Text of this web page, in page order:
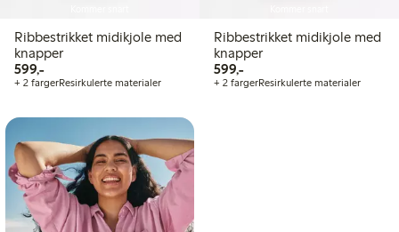
Ribbestrikket midikjole med
knapper
599,-599,00 kr
+ 2 fargerResirkulerte materialer
Ribbestrikket midikjole med
knapper
599,-599,00 kr
+ 2 fargerResirkulerte materialer